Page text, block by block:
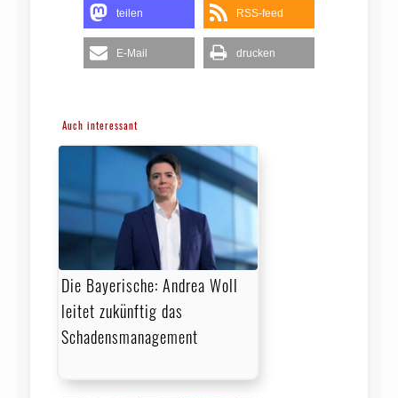
teilen RSS-feed
E-Mail drucken
Auch interessant
Die Bayerische: Andrea Woll
leitet zukünftig das
Schadensmanagement